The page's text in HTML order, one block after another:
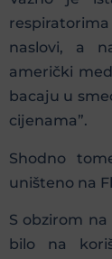
naslovi, a
američki
bacaju u
cijenama”.
Shodno
uništeno na
S obzirom na
bilo na